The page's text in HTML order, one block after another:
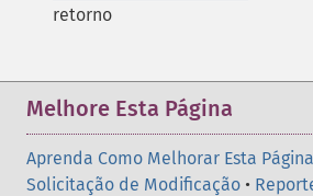
retorno
Melhore Esta Página
Aprenda Como Melhorar Esta Página
Solicitação de Modificação •